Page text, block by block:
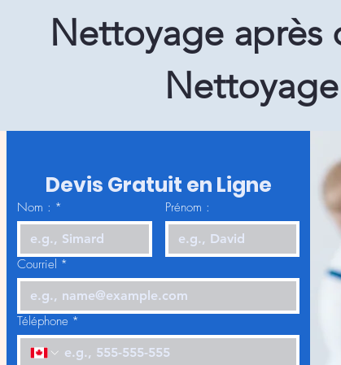
Nettoyage après
Devis Gratuit en Ligne
Nom : * Prénom :
Courriel *
Téléphone *